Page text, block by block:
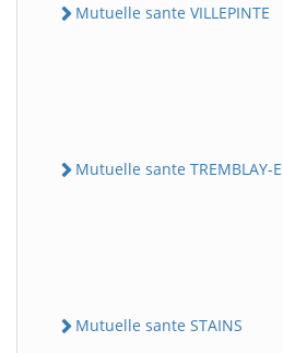
Mutuelle sante VILLEPINTE
Mutuelle sante TREMBLAY-
Mutuelle sante STAINS